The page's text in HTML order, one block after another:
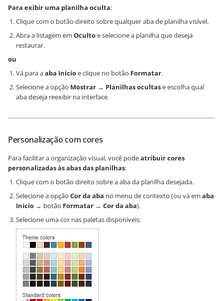
Para exibir uma planilha oculta:
Clique com o botão direito sobre qualquer aba de planilha visível.
Abra a listagem em Ocultoe selecione a planilha que deseja
restaurar.
ou
Vá para aaba Inícioe clique no botão Formatar.
Selecione a opção Mostrar → Planilhas ocultase escolha qual
aba deseja reexibir na interface.
Personalização com cores
Para facilitar a organização visual, você podeatribuir cores
personalizadas às abas das planilhas:
Clique com o botão direito sobre a aba da planilha desejada.
Selecione a opção Cor da aba no menu de contexto (ou vá em aba
Início → botão Formatar → Cor da aba).
Selecione uma cor nas paletas disponíveis: